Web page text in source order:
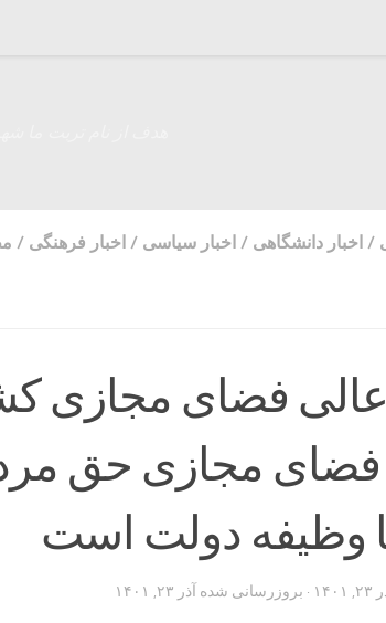
/ اخبار دانشگاهی / اخبار سیاسی / اخبار فرهنگی /
فضای مجازی
مجازی حق
وظیفه دولت است
· بروزرسانی شده آذر ۲۳, ۱۴۰۱